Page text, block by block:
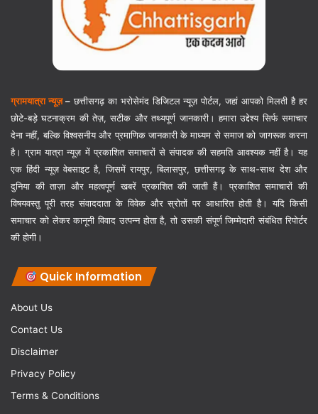
ग्रामयात्रा न्यूज़–छत्तीसगढ़ का भरोसेमंद डिजिटल न्यूज़ पोर्टल, जहां आपको मिलती है हर
छोटे-बड़े घटनाक्रम की तेज़, सटीक और तथ्यपूर्ण जानकारी। हमारा उद्देश्य सिर्फ समाचार
देना नहीं, बल्कि विश्वसनीय और प्रमाणिक जानकारी के माध्यम से समाज को जागरूक करना
है। ग्राम यात्रा न्यूज़ में प्रकाशित समाचारों से संपादक की सहमति आवश्यक नहीं है। यह
एक हिंदी न्यूज़ वेबसाइट है, जिसमें रायपुर, बिलासपुर, छत्तीसगढ़ के साथ-साथ देश और
दुनिया की ताज़ा और महत्वपूर्ण खबरें प्रकाशित की जाती हैं। प्रकाशित समाचारों की
विषयवस्तु पूरी तरह संवाददाता के विवेक और स्रोतों पर आधारित होती है। यदि किसी
समाचार को लेकर कानूनी विवाद उत्पन्न होता है, तो उसकी संपूर्ण जिम्मेदारी संबंधित रिपोर्टर
की होगी।
Quick Information
About Us
Contact Us
Disclaimer
Privacy Policy
Terms & Conditions